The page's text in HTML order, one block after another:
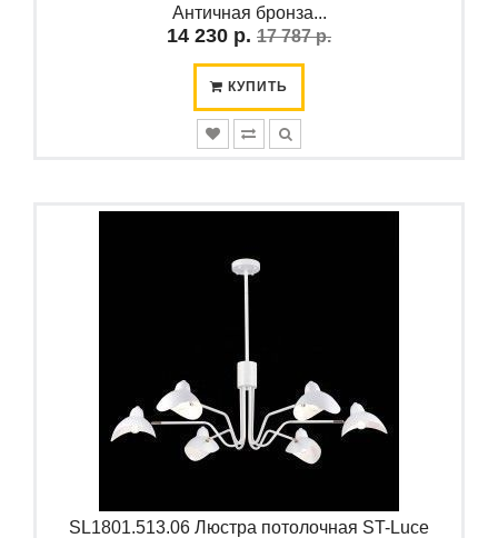
Античная бронза...
14 230 р. 17 787 р.
КУПИТЬ
SL1801.513.06 Люстра потолочная ST-Luce